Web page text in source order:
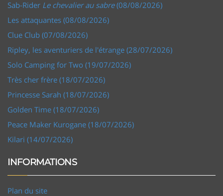
Sab-Rider Le chevalier au sabre(08/08/2026)
Les attaquantes (08/08/2026)
Clue Club (07/08/2026)
Ripley, les aventuriers de l'étrange (28/07/2026)
Solo Camping for Two (19/07/2026)
Très cher frère (18/07/2026)
Princesse Sarah (18/07/2026)
Golden Time (18/07/2026)
Peace Maker Kurogane (18/07/2026)
Kilari (14/07/2026)
INFORMATIONS
Plan du site